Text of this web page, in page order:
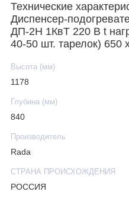
Технические
Диспенсер-
ДП-2Н 1КвТ 220 В t
40-50 шт. тарелок) 650
Высота (мм)
1178
Глубина (мм)
840
Производитель
Rada
СТРАНА ПРОИСХОЖДЕНИЯ
РОССИЯ